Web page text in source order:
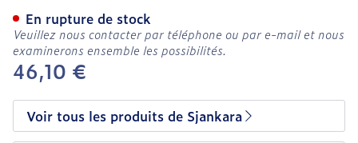
46,10 €
En rupture de stock
Veuillez nous contacter par téléphone ou par e-mail et nous
examinerons ensemble les possibilités.
Voir tous les produits de Sjankara